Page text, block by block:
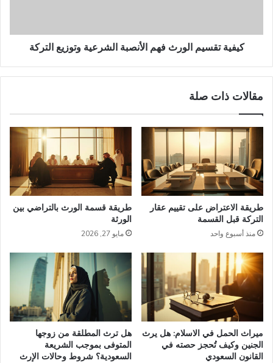
كيفية تقسيم الورث فهم الأنصبة الشرعية وتوزيع التركة
مقالات ذات صلة
طريقة الاعتراض على تقييم عقار
التركة قبل القسمة
منذ أسبوع واحد
طريقة قسمة الورث بالتراضي بين
الورثة
مايو 27, 2026
ميراث الحمل في الاسلام: هل يرث
الجنين وكيف تُحجز حصته في
القانون السعودي
هل ترث المطلقة من زوجها
المتوفى بموجب الشريعة
السعودية؟ شروط وحالات الإرث